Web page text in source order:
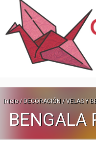
Inicio / DECORACIÓN / VELAS Y
BENGALA